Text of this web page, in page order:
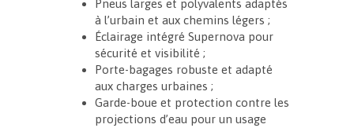
Pneus larges et polyvalents adaptés
à l’urbain et aux chemins légers ;
Éclairage intégré Supernova pour
sécurité et visibilité ;
Porte-bagages robuste et adapté
aux charges urbaines ;
Garde-boue et protection contre les
projections d’eau pour un usage